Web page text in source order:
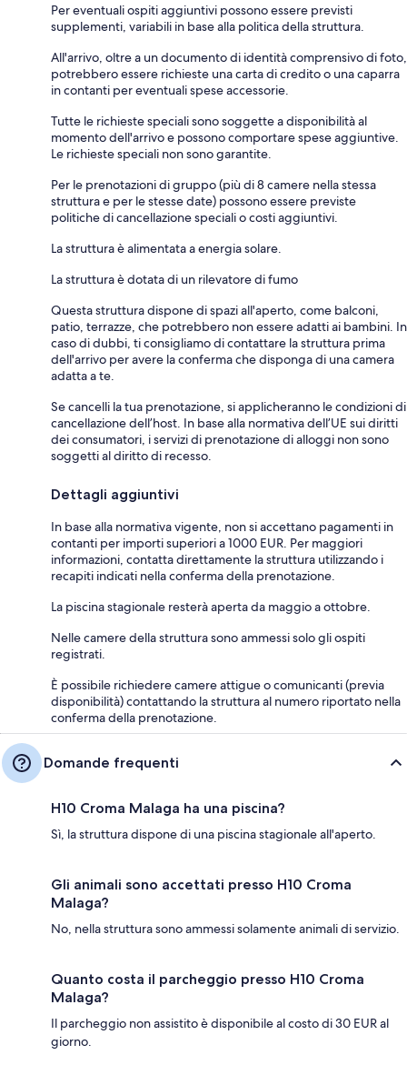
Per eventuali ospiti aggiuntivi possono essere previsti
supplementi, variabili in base alla politica della struttura.
All'arrivo, oltre a un documento di identità comprensivo di foto,
potrebbero essere richieste una carta di credito o una caparra
in contanti per eventuali spese accessorie.
Tutte le richieste speciali sono soggette a disponibilità al
momento dell'arrivo e possono comportare spese aggiuntive.
Le richieste speciali non sono garantite.
Per le prenotazioni di gruppo (più di 8 camere nella stessa
struttura e per le stesse date) possono essere previste
politiche di cancellazione speciali o costi aggiuntivi.
La struttura è alimentata a energia solare.
La struttura è dotata di un rilevatore di fumo
Questa struttura dispone di spazi all'aperto, come balconi,
patio, terrazze, che potrebbero non essere adatti ai bambini. In
caso di dubbi, ti consigliamo di contattare la struttura prima
dell'arrivo per avere la conferma che disponga di una camera
adatta a te.
Se cancelli la tua prenotazione, si applicheranno le condizioni di
cancellazione dell’host. In base alla normativa dell’UE sui diritti
dei consumatori, i servizi di prenotazione di alloggi non sono
soggetti al diritto di recesso.
Dettagli aggiuntivi
In base alla normativa vigente, non si accettano pagamenti in
contanti per importi superiori a 1000 EUR. Per maggiori
informazioni, contatta direttamente la struttura utilizzando i
recapiti indicati nella conferma della prenotazione.
La piscina stagionale resterà aperta da maggio a ottobre.
Nelle camere della struttura sono ammessi solo gli ospiti
registrati.
È possibile richiedere camere attigue o comunicanti (previa
disponibilità) contattando la struttura al numero riportato nella
conferma della prenotazione.
Domande frequenti
H10 Croma Malaga ha una piscina?
Sì, la struttura dispone di una piscina stagionale all'aperto.
Gli animali sono accettati presso H10 Croma
Malaga?
No, nella struttura sono ammessi solamente animali di servizio.
Quanto costa il parcheggio presso H10 Croma
Malaga?
Il parcheggio non assistito è disponibile al costo di 30 EUR al
giorno.